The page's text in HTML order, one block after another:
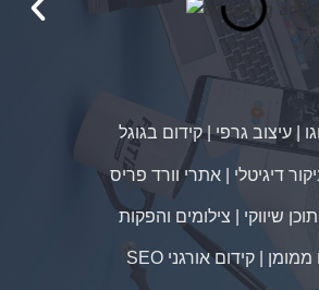
| עיצוב גרפי | קידום בגוגל
דיגיטלי | אתרי וורד פריס
שיווקי | צילומים והפקות